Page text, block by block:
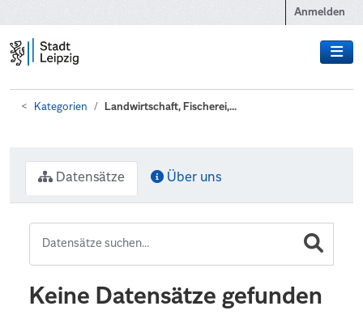
Anmelden
Kategorien Landwirtschaft, Fischerei,...
Datensätze Über uns
Keine Datensätze gefunden